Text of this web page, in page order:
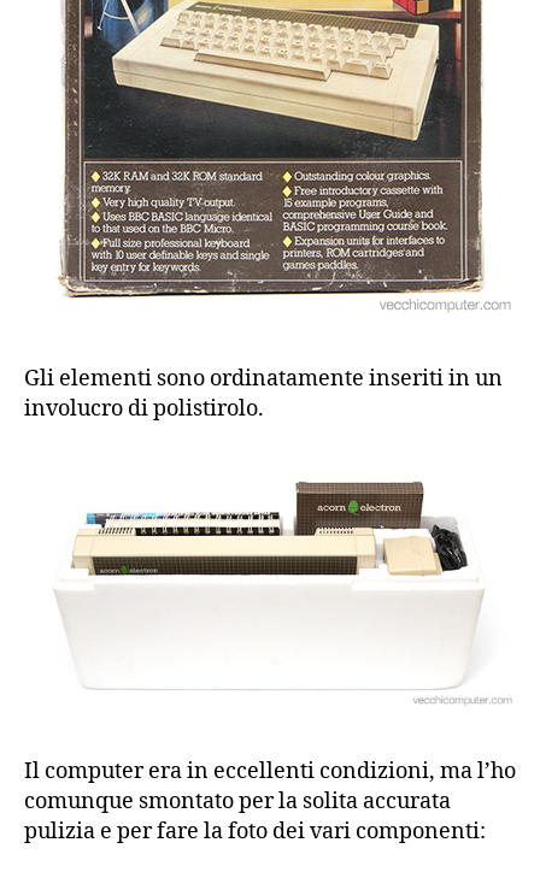
Gli elementi sono ordinatamente inseriti in un
involucro di polistirolo.
Il computer era in eccellenti condizioni, ma l’ho
comunque smontato per la solita accurata
pulizia e per fare la foto dei vari componenti: